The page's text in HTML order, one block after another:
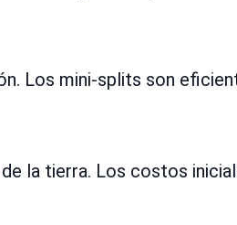
Los mini-splits son
la tierra. Los costos